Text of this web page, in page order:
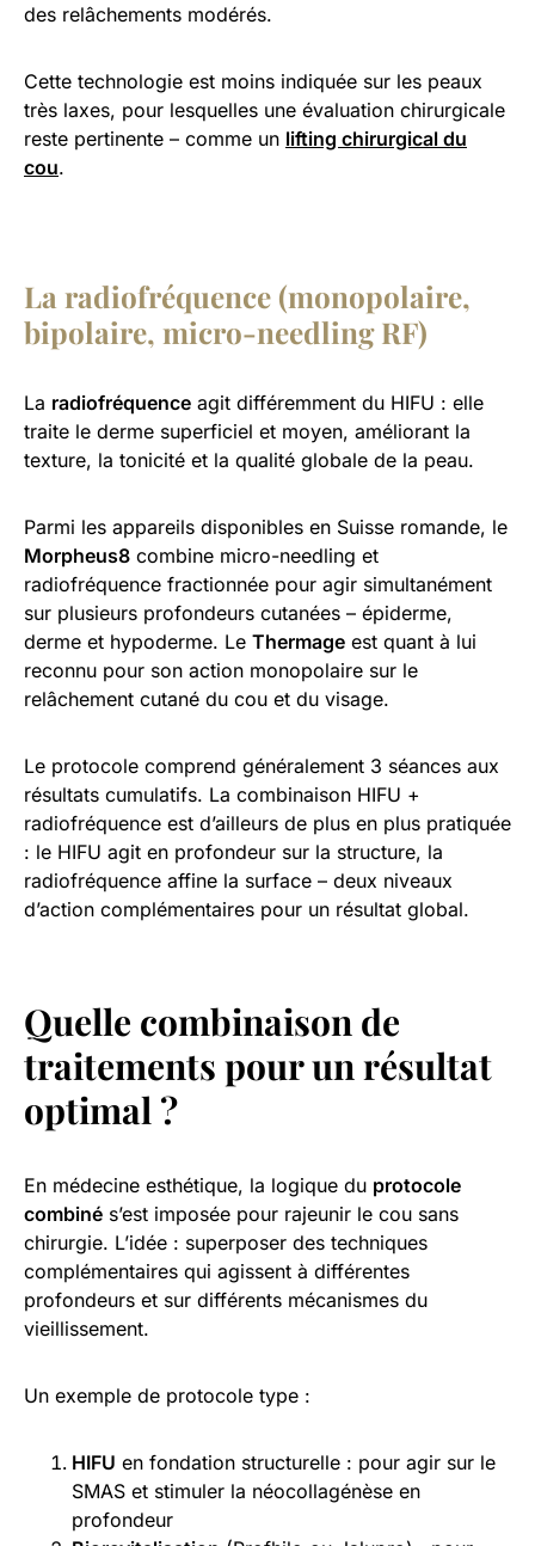
des relâchements modérés.
Cette technologie est moins indiquée sur les peaux
très laxes, pour lesquelles une évaluation chirurgicale
reste pertinente – comme un lifting chirurgical du
cou.
La radiofréquence (monopolaire,
bipolaire, micro-needling RF)
La radiofréquence agit différemment du HIFU : elle
traite le derme superficiel et moyen, améliorant la
texture, la tonicité et la qualité globale de la peau.
Parmi les appareils disponibles en Suisse romande, le
Morpheus8 combine micro-needling et
radiofréquence fractionnée pour agir simultanément
sur plusieurs profondeurs cutanées – épiderme,
derme et hypoderme. Le Thermage est quant à lui
reconnu pour son action monopolaire sur le
relâchement cutané du cou et du visage.
Le protocole comprend généralement 3 séances aux
résultats cumulatifs. La combinaison HIFU +
radiofréquence est d’ailleurs de plus en plus pratiquée
: le HIFU agit en profondeur sur la structure, la
radiofréquence affine la surface – deux niveaux
d’action complémentaires pour un résultat global.
Quelle combinaison de
traitements pour un résultat
optimal ?
En médecine esthétique, la logique du protocole
combiné s’est imposée pour rajeunir le cou sans
chirurgie. L’idée : superposer des techniques
complémentaires qui agissent à différentes
profondeurs et sur différents mécanismes du
vieillissement.
Un exemple de protocole type :
HIFU en fondation structurelle : pour agir sur le
SMAS et stimuler la néocollagénèse en
profondeur